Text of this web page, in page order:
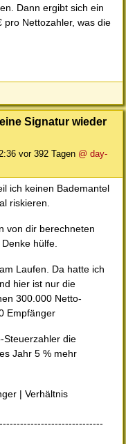
Dann ergibt sich ein
pro Nettozahler, was die
Signatur wieder
vor 392 Tagen @ day-
ich keinen Bademantel
riskieren.
von dir berechneten
hülfe.
Laufen. Da hatte ich
hier ist nur die
300.000 Netto-
Empfänger
Steuerzahler die
Jahr 5 % mehr
| Verhältnis